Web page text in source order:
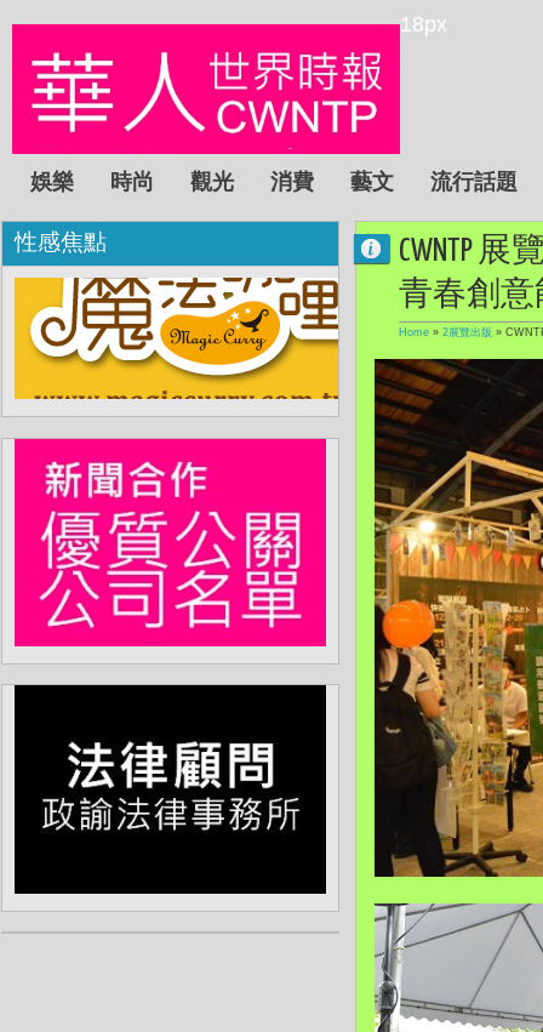
18px
娛樂 時尚 觀光 消費 藝文 流行話題
CWNTP
青春創意
Home » 2展覽出版 »
性感焦點